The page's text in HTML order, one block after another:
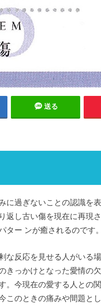
送る
に過ぎないことの認識を
し古い傷を現在に再現さ
ー ンが癒されるのです。
な反応を見せる人がいる
きっかけとなった愛情の
。今現在の愛する人との
このときの痛みや間題と